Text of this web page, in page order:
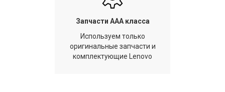
Запчасти AAA класса
Используем только
оригинальные запчасти и
комплектующие Lenovo